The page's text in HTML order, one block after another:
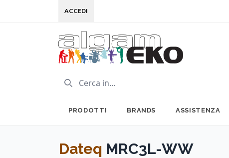
ACCEDI
PRODOTTI BRANDS ASSISTENZA
Dateq MRC3L-WW